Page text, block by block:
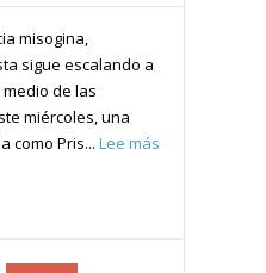
misogina,
sigue escalando a
de las
miércoles, una
como Pris... Lee más